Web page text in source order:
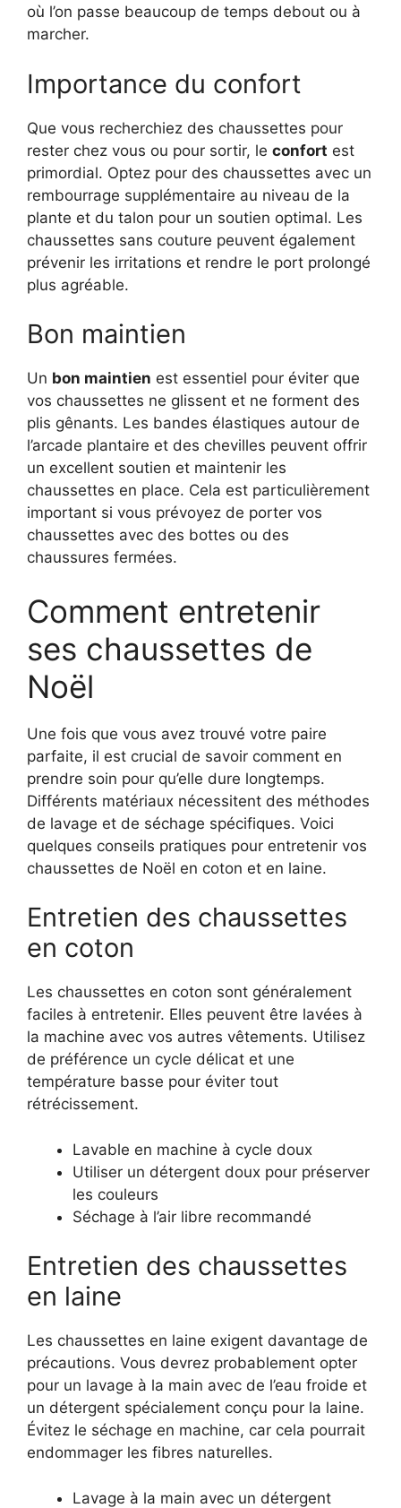
où l’on passe beaucoup de temps debout ou à
marcher.
Importance du confort
Que vous recherchiez des chaussettes pour
rester chez vous ou pour sortir, le confort est
primordial. Optez pour des chaussettes avec un
rembourrage supplémentaire au niveau de la
plante et du talon pour un soutien optimal. Les
chaussettes sans couture peuvent également
prévenir les irritations et rendre le port prolongé
plus agréable.
Bon maintien
Un bon maintien est essentiel pour éviter que
vos chaussettes ne glissent et ne forment des
plis gênants. Les bandes élastiques autour de
l’arcade plantaire et des chevilles peuvent offrir
un excellent soutien et maintenir les
chaussettes en place. Cela est particulièrement
important si vous prévoyez de porter vos
chaussettes avec des bottes ou des
chaussures fermées.
Comment entretenir
ses chaussettes de
Noël
Une fois que vous avez trouvé votre paire
parfaite, il est crucial de savoir comment en
prendre soin pour qu’elle dure longtemps.
Différents matériaux nécessitent des méthodes
de lavage et de séchage spécifiques. Voici
quelques conseils pratiques pour entretenir vos
chaussettes de Noël en coton et en laine.
Entretien des chaussettes
en coton
Les chaussettes en coton sont généralement
faciles à entretenir. Elles peuvent être lavées à
la machine avec vos autres vêtements. Utilisez
de préférence un cycle délicat et une
température basse pour éviter tout
rétrécissement.
Lavable en machine à cycle doux
Utiliser un détergent doux pour préserver
les couleurs
Séchage à l’air libre recommandé
Entretien des chaussettes
en laine
Les chaussettes en laine exigent davantage de
précautions. Vous devrez probablement opter
pour un lavage à la main avec de l’eau froide et
un détergent spécialement conçu pour la laine.
Évitez le séchage en machine, car cela pourrait
endommager les fibres naturelles.
Lavage à la main avec un détergent